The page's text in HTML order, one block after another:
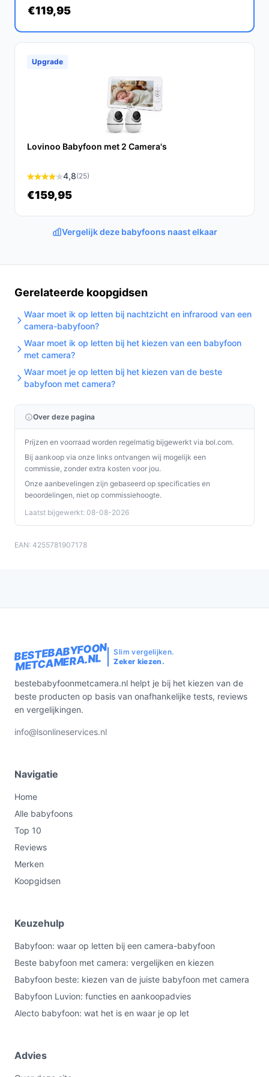
bestebabyfoonmetcamera.nl. Kies bewust wat perfect
€119,95
Upgrade
Lovinoo Babyfoon met 2 Camera's
4,8(25)
€159,95
Vergelijk deze babyfoons naast elkaar
Gerelateerde koopgidsen
Waar moet ik op letten bij nachtzicht en infrarood van een
camera-babyfoon?
Waar moet ik op letten bij het kiezen van een babyfoon
met camera?
Waar moet je op letten bij het kiezen van de beste
babyfoon met camera?
Over deze pagina
Prijzen en voorraad worden regelmatig bijgewerkt via bol.com.
Bij aankoop via onze links ontvangen wij mogelijk een
commissie, zonder extra kosten voor jou.
Onze aanbevelingen zijn gebaseerd op specificaties en
beoordelingen, niet op commissiehoogte.
Laatst bijgewerkt: 08-08-2026
EAN: 4255781907178
BESTEBABYFOON
METCAMERA.NL
Slim vergelijken.
Zeker kiezen.
bestebabyfoonmetcamera.nl helpt je bij het kiezen van de
beste producten op basis van onafhankelijke tests, reviews
en vergelijkingen.
info@lsonlineservices.nl
Navigatie
Home
Alle babyfoons
Top 10
Reviews
Merken
Koopgidsen
Keuzehulp
Babyfoon: waar op letten bij een camera-babyfoon
Beste babyfoon met camera: vergelijken en kiezen
Babyfoon beste: kiezen van de juiste babyfoon met camera
Babyfoon Luvion: functies en aankoopadvies
Alecto babyfoon: wat het is en waar je op let
Advies